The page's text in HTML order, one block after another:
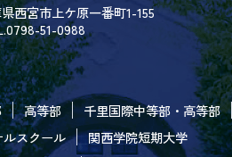
西宮市上ケ原一番町1-155
51-0988
高等部
千里国際中等部・高等部
スクール
関西学院短期大学